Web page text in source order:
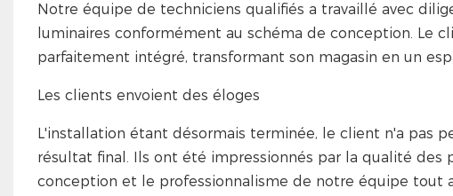
Notre équipe de techniciens qualifiés a travaillé avec
luminaires conformément au schéma de conception. Le
parfaitement intégré, transformant son magasin en un
Les clients envoient des éloges
L'installation étant désormais terminée, le client n'a pas
résultat final. Ils ont été impressionnés par la qualité des
conception et le professionnalisme de notre équipe tout